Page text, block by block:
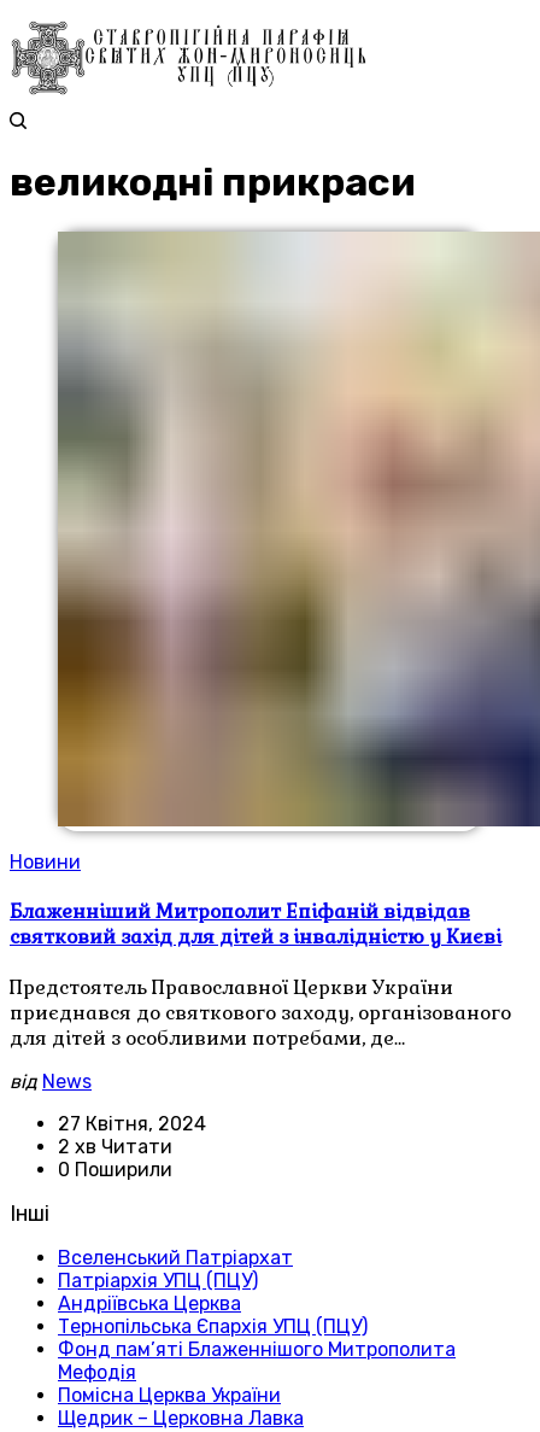
великодні прикраси
Новини
Блаженніший Митрополит Епіфаній відвідав
святковий захід для дітей з інвалідністю у Києві
Предстоятель Православної Церкви України
приєднався до святкового заходу, організованого
для дітей з особливими потребами, де…
від News
27 Квітня, 2024
2 хв Читати
0 Поширили
Інші
Вселенський Патріархат
Патріархія УПЦ (ПЦУ)
Андріївська Церква
Тернопільська Єпархія УПЦ (ПЦУ)
Фонд пам’яті Блаженнішого Митрополита
Мефодія
Помісна Церква України
Щедрик – Церковна Лавка